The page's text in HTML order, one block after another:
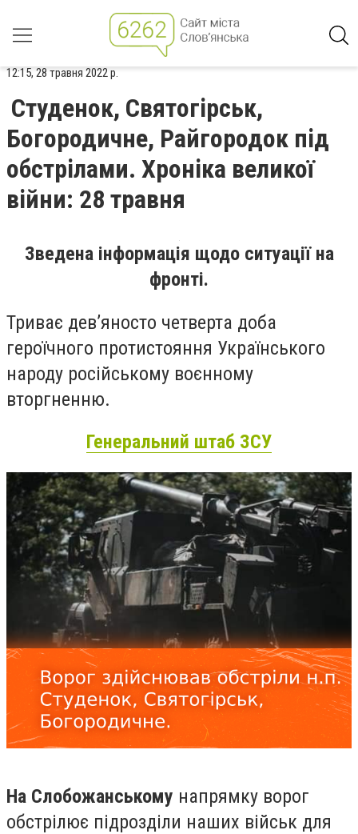
12:15, 28 травня 2022 р.
Студенок, Святогірськ,
Богородичне, Райгородок під
обстрілами. Хроніка великої
війни: 28 травня
Зведена інформація щодо ситуації на
фронті.
Триває дев’яносто четверта доба
героїчного протистояння Українського
народу російському воєнному
вторгненню.
Генеральний штаб ЗСУ
На Слобожанському напрямку ворог
обстрілює підрозділи наших військ для